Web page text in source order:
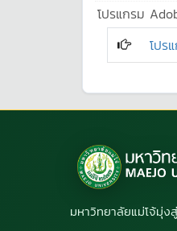
โปรแกรม
โปร
มหาวิทยาลัยแม่โจ้มุ่ง